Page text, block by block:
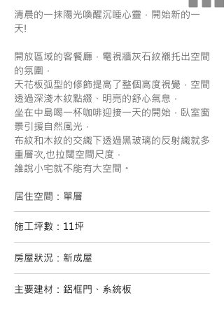
清晨的一抹陽光喚醒沉睡心靈，開始新的一
天!
開放區域的客餐廳，電視牆灰石紋襯托出空間
的氛圍，
天花板弧型的修飾提高了整個高度視覺，空間
透過深淺木紋點綴、明亮的舒心氣息，
坐在中島喝一杯咖啡迎接一天的開始，臥室窗
景引援自然風光，
布紋和木紋的交織下透過黑玻璃的反射織就多
重層次,也拉闊空間尺度，
誰說小宅就不能有大空間。
居住空間：單層
施工坪數：11坪
房屋狀況：新成屋
主要建材：鋁框門、系統板